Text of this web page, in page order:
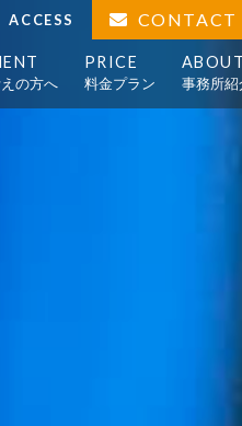
ACCESS CONTACT
の方へ
PRICE
料金プラン
ABOUT
事務所紹